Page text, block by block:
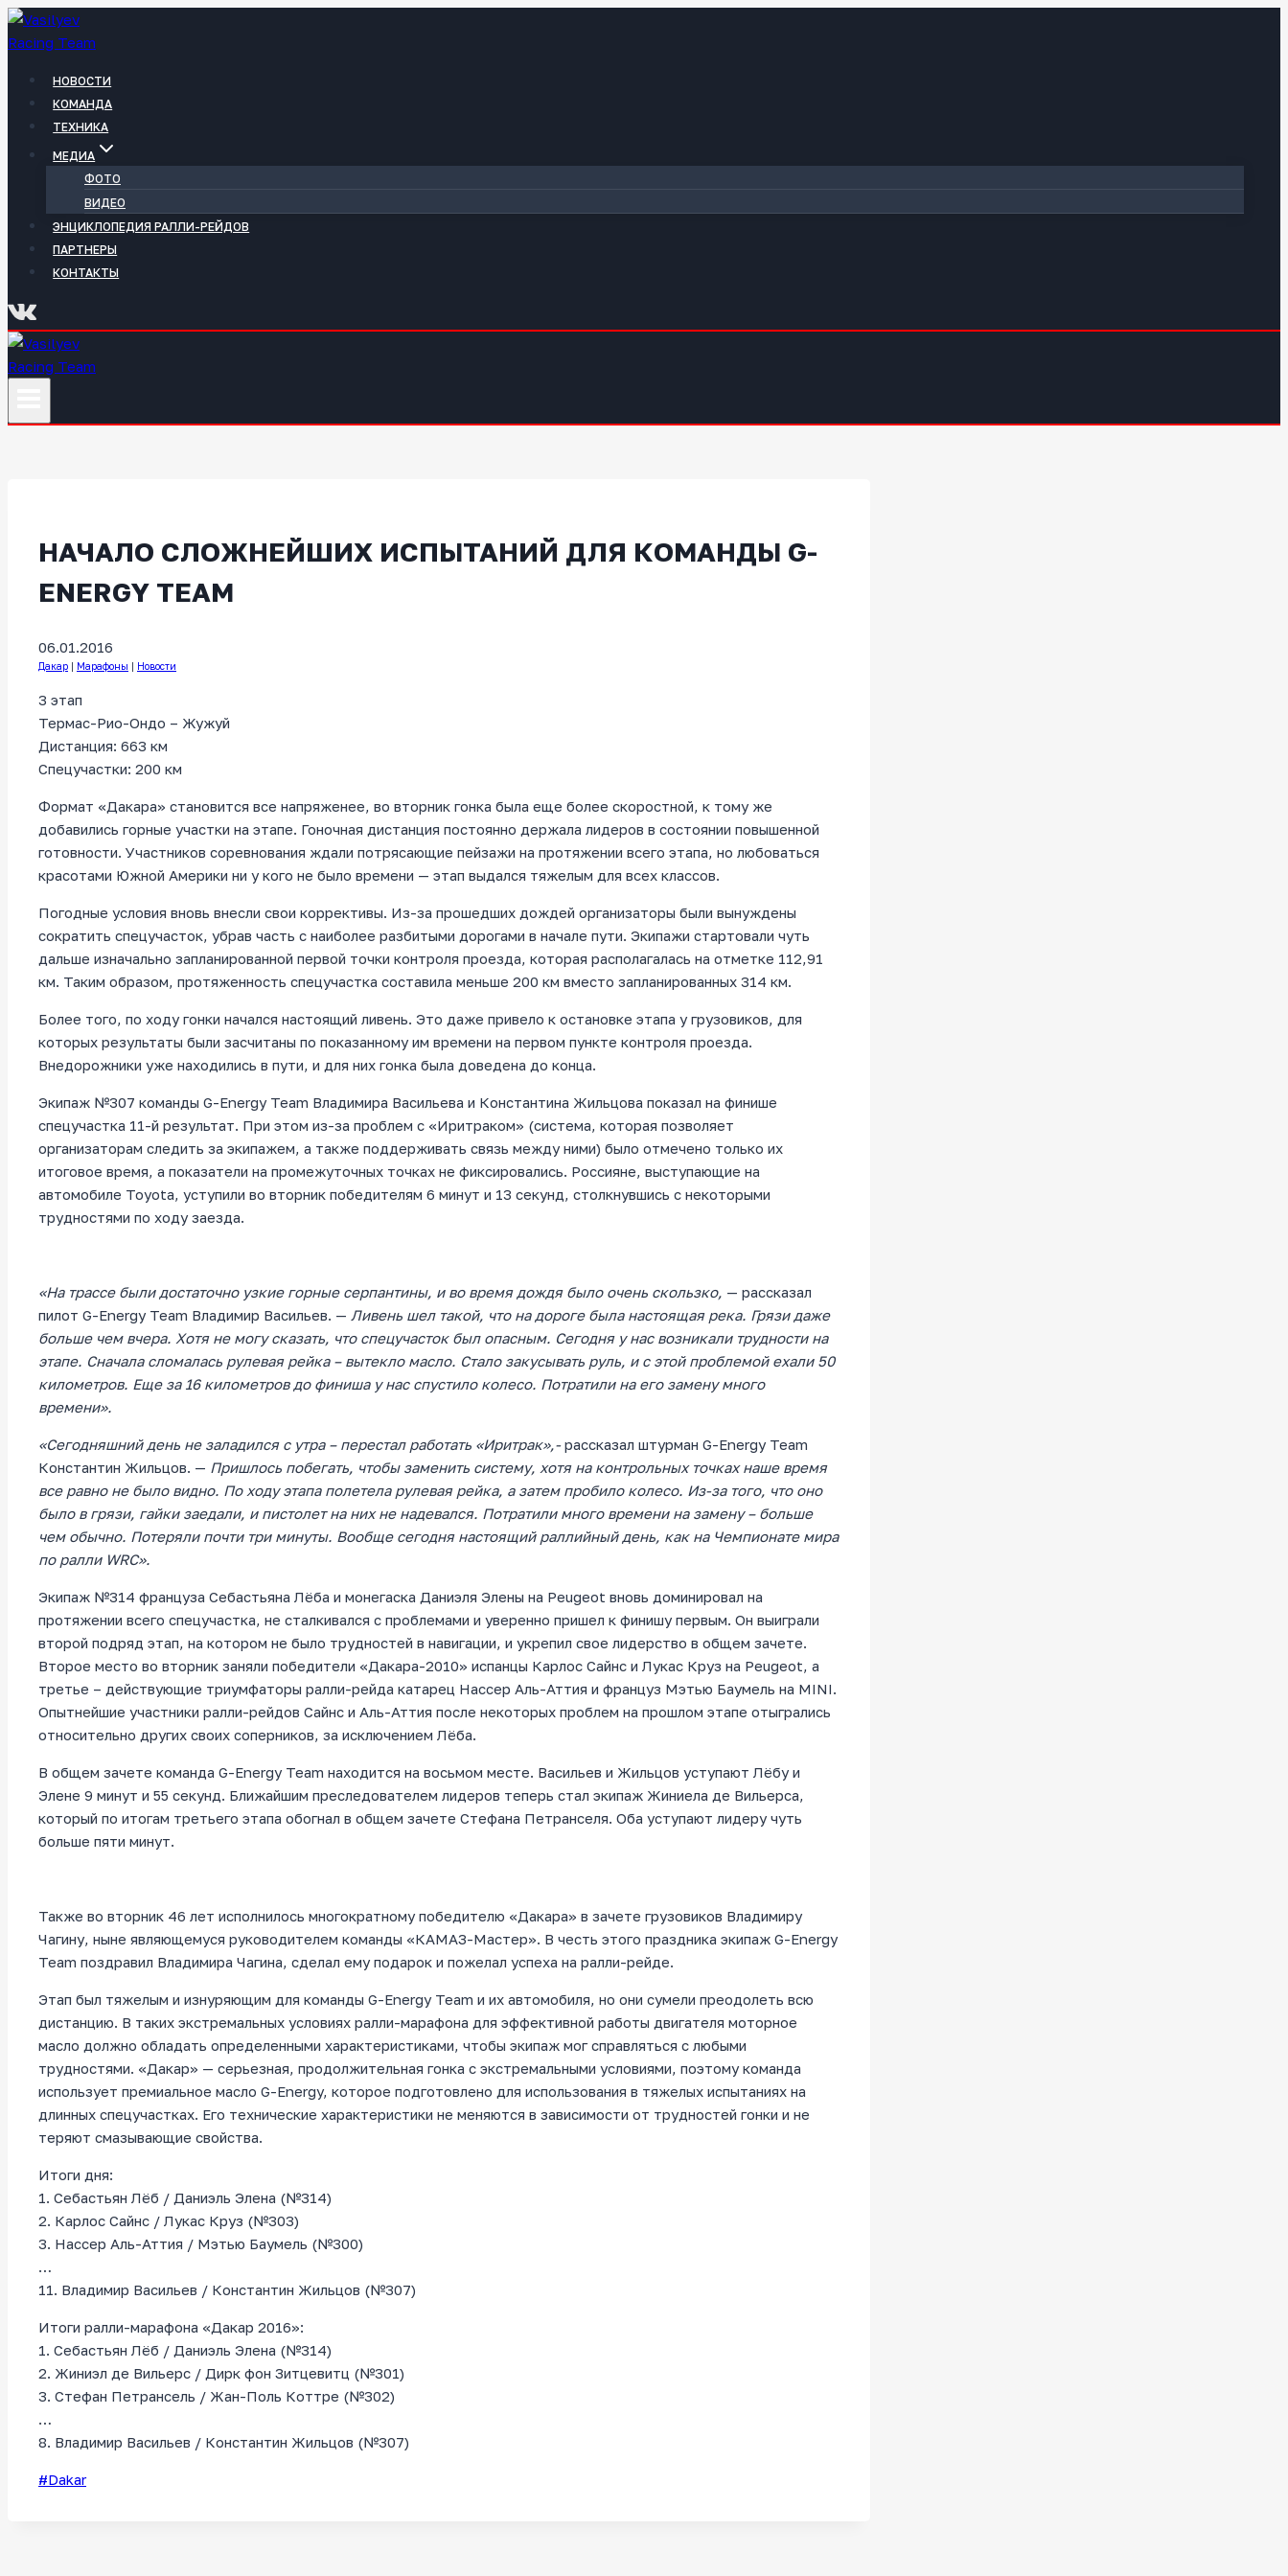
Перейти
к
НОВОСТИ
КОМАНДА
ТЕХНИКА
МЕДИА
ФОТО
ВИДЕО
ЭНЦИКЛОПЕДИЯ РАЛЛИ-РЕЙДОВ
ПАРТНЕРЫ
КОНТАКТЫ
НАЧАЛО СЛОЖНЕЙШИХ ИСПЫТАНИЙ ДЛЯ КОМАНДЫ G-
ENERGY TEAM
06.01.2016
Дакар | Марафоны | Новости
3 этап
Термас-Рио-Ондо – Жужуй
Дистанция: 663 км
Спецучастки: 200 км
Формат «Дакара» становится все напряженее, во вторник гонка была еще более скоростной, к тому же
добавились горные участки на этапе. Гоночная дистанция постоянно держала лидеров в состоянии повышенной
готовности. Участников соревнования ждали потрясающие пейзажи на протяжении всего этапа, но любоваться
красотами Южной Америки ни у кого не было времени — этап выдался тяжелым для всех классов.
Погодные условия вновь внесли свои коррективы. Из-за прошедших дождей организаторы были вынуждены
сократить спецучасток, убрав часть с наиболее разбитыми дорогами в начале пути. Экипажи стартовали чуть
дальше изначально запланированной первой точки контроля проезда, которая располагалась на отметке 112,91
км. Таким образом, протяженность спецучастка составила меньше 200 км вместо запланированных 314 км.
Более того, по ходу гонки начался настоящий ливень. Это даже привело к остановке этапа у грузовиков, для
которых результаты были засчитаны по показанному им времени на первом пункте контроля проезда.
Внедорожники уже находились в пути, и для них гонка была доведена до конца.
Экипаж №307 команды G-Energy Team Владимира Васильева и Константина Жильцова показал на финише
спецучастка 11-й результат. При этом из-за проблем с «Иритраком» (система, которая позволяет
организаторам следить за экипажем, а также поддерживать связь между ними) было отмечено только их
итоговое время, а показатели на промежуточных точках не фиксировались. Россияне, выступающие на
автомобиле Toyota, уступили во вторник победителям 6 минут и 13 секунд, столкнувшись с некоторыми
трудностями по ходу заезда.
«На трассе были достаточно узкие горные серпантины, и во время дождя было очень скользко, — рассказал
пилот G-Energy Team Владимир Васильев. — Ливень шел такой, что на дороге была настоящая река. Грязи даже
больше чем вчера. Хотя не могу сказать, что спецучасток был опасным. Сегодня у нас возникали трудности на
этапе. Сначала сломалась рулевая рейка – вытекло масло. Стало закусывать руль, и с этой проблемой ехали 50
километров. Еще за 16 километров до финиша у нас спустило колесо. Потратили на его замену много
времени».
«Сегодняшний день не заладился с утра – перестал работать «Иритрак»,-рассказал штурман G-Energy Team
Константин Жильцов. — Пришлось побегать, чтобы заменить систему, хотя на контрольных точках наше время
все равно не было видно. По ходу этапа полетела рулевая рейка, а затем пробило колесо. Из-за того, что оно
было в грязи, гайки заедали, и пистолет на них не надевался. Потратили много времени на замену – больше
чем обычно. Потеряли почти три минуты. Вообще сегодня настоящий раллийный день, как на Чемпионате мира
по ралли WRC».
Экипаж №314 француза Себастьяна Лёба и монегаска Даниэля Элены на Peugeot вновь доминировал на
протяжении всего спецучастка, не сталкивался с проблемами и уверенно пришел к финишу первым. Он выиграли
второй подряд этап, на котором не было трудностей в навигации, и укрепил свое лидерство в общем зачете.
Второе место во вторник заняли победители «Дакара-2010» испанцы Карлос Сайнс и Лукас Круз на Peugeot, а
третье – действующие триумфаторы ралли-рейда катарец Нассер Аль-Аттия и француз Мэтью Баумель на MINI.
Опытнейшие участники ралли-рейдов Сайнс и Аль-Аттия после некоторых проблем на прошлом этапе отыгрались
относительно других своих соперников, за исключением Лёба.
В общем зачете команда G-Energy Team находится на восьмом месте. Васильев и Жильцов уступают Лёбу и
Элене 9 минут и 55 секунд. Ближайшим преследователем лидеров теперь стал экипаж Жиниела де Вильерса,
который по итогам третьего этапа обогнал в общем зачете Стефана Петранселя. Оба уступают лидеру чуть
больше пяти минут.
Также во вторник 46 лет исполнилось многократному победителю «Дакара» в зачете грузовиков Владимиру
Чагину, ныне являющемуся руководителем команды «КАМАЗ-Мастер». В честь этого праздника экипаж G-Energy
Team поздравил Владимира Чагина, сделал ему подарок и пожелал успеха на ралли-рейде.
Этап был тяжелым и изнуряющим для команды G-Energy Team и их автомобиля, но они сумели преодолеть всю
дистанцию. В таких экстремальных условиях ралли-марафона для эффективной работы двигателя моторное
масло должно обладать определенными характеристиками, чтобы экипаж мог справляться с любыми
трудностями. «Дакар» — серьезная, продолжительная гонка с экстремальными условиями, поэтому команда
использует премиальное масло G-Energy, которое подготовлено для использования в тяжелых испытаниях на
длинных спецучастках. Его технические характеристики не меняются в зависимости от трудностей гонки и не
теряют смазывающие свойства.
Итоги дня:
1. Себастьян Лёб / Даниэль Элена (№314)
2. Карлос Сайнс / Лукас Круз (№303)
3. Нассер Аль-Аттия / Мэтью Баумель (№300)
…
11. Владимир Васильев / Константин Жильцов (№307)
Итоги ралли-марафона «Дакар 2016»:
1. Себастьян Лёб / Даниэль Элена (№314)
2. Жиниэл де Вильерс / Дирк фон Зитцевитц (№301)
3. Стефан Петрансель / Жан-Поль Коттре (№302)
…
8. Владимир Васильев / Константин Жильцов (№307)
Метки
#Dakar